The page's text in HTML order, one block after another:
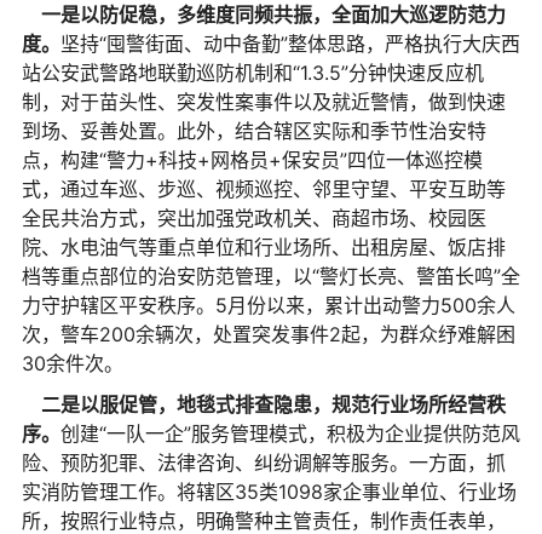
一是以防促稳，多维度同频共振，全面加大巡逻防范力
度。 坚持“囤警街面、动中备勤”整体思路，严格执行大庆西
站公安武警路地联勤巡防机制和“1.3.5”分钟快速反应机
制，对于苗头性、突发性案事件以及就近警情，做到快速
到场、妥善处置。此外，结合辖区实际和季节性治安特
点，构建“警力+科技+网格员+保安员”四位一体巡控模
式，通过车巡、步巡、视频巡控、邻里守望、平安互助等
全民共治方式，突出加强党政机关、商超市场、校园医
院、水电油气等重点单位和行业场所、出租房屋、饭店排
档等重点部位的治安防范管理，以“警灯长亮、警笛长鸣”全
力守护辖区平安秩序。5月份以来，累计出动警力500余人
次，警车200余辆次，处置突发事件2起，为群众纾难解困
30余件次。
二是以服促管，地毯式排查隐患，规范行业场所经营秩
序。 创建“一队一企”服务管理模式，积极为企业提供防范风
险、预防犯罪、法律咨询、纠纷调解等服务。一方面，抓
实消防管理工作。将辖区35类1098家企事业单位、行业场
所，按照行业特点，明确警种主管责任，制作责任表单，